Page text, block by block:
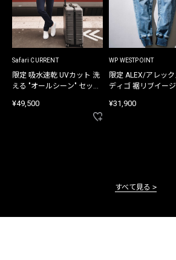
Safari CURRENT
限定 吸水速乾 UVカット 洗
える "オールシーン" セット
¥49,500
WP WESTPOINT
限定 ALEX/アレッ
ディゴ 裾リブイージ
¥31,900
すべて見る